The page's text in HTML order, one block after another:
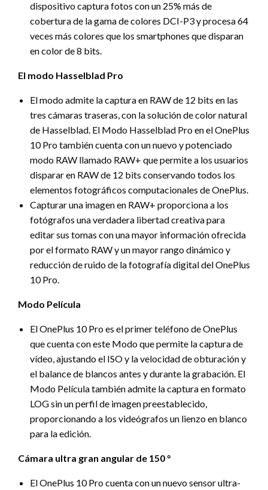
dispositivo captura fotos con un 25% más de
cobertura de la gama de colores DCI-P3 y procesa 64
veces más colores que los smartphones que disparan
en color de 8 bits.
El modo Hasselblad Pro
El modo admite la captura en RAW de 12 bits en las
tres cámaras traseras, con la solución de color natural
de Hasselblad. El Modo Hasselblad Pro en el OnePlus
10 Pro también cuenta con un nuevo y potenciado
modo RAW llamado RAW+ que permite a los usuarios
disparar en RAW de 12 bits conservando todos los
elementos fotográficos computacionales de OnePlus.
Capturar una imagen en RAW+ proporciona a los
fotógrafos una verdadera libertad creativa para
editar sus tomas con una mayor información ofrecida
por el formato RAW y un mayor rango dinámico y
reducción de ruido de la fotografía digital del OnePlus
10 Pro.
Modo Película
El OnePlus 10 Pro es el primer teléfono de OnePlus
que cuenta con este Modo que permite la captura de
vídeo, ajustando el ISO y la velocidad de obturación y
el balance de blancos antes y durante la grabación. El
Modo Película también admite la captura en formato
LOG sin un perfil de imagen preestablecido,
proporcionando a los videógrafos un lienzo en blanco
para la edición.
Cámara ultra gran angular de 150 °
El OnePlus 10 Pro cuenta con un nuevo sensor ultra-